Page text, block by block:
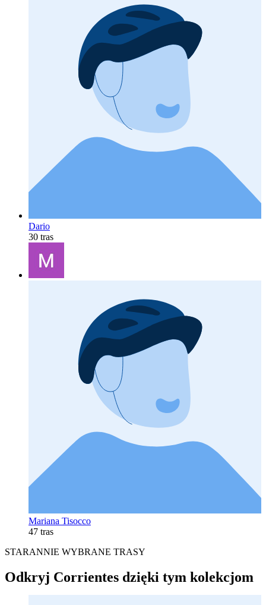
Dario
30 tras
Mariana Tisocco
47 tras
STARANNIE WYBRANE TRASY
Odkryj Corrientes dzięki tym kolekcjom